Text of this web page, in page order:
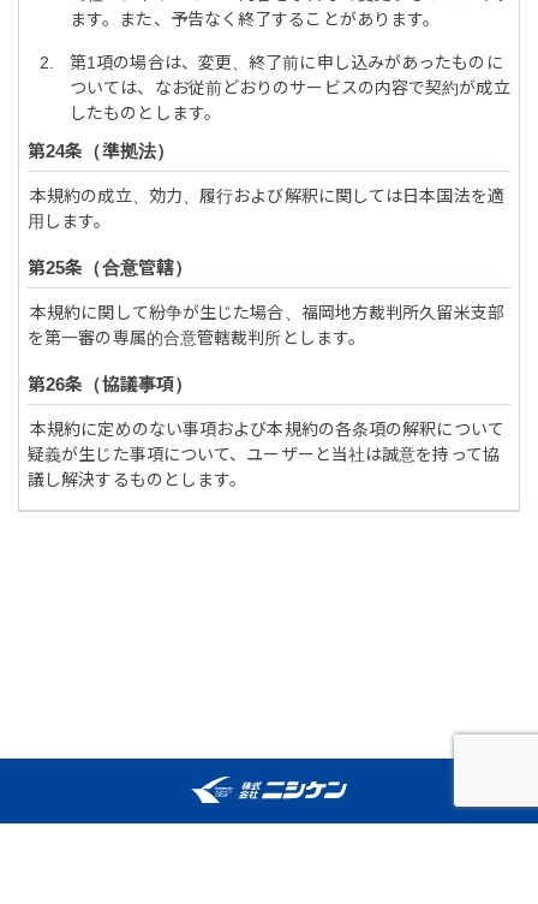
ます。また、予告なく終了することがあります。
第1項の場合は、変更、終了前に申し込みがあったものに
ついては、なお従前どおりのサービスの内容で契約が成立
したものとします。
準拠法
本規約の成立、効力、履行および解釈に関しては日本国法を適
用します。
合意管轄
本規約に関して紛争が生じた場合、福岡地方裁判所久留米支部
を第一審の専属的合意管轄裁判所とします。
協議事項
本規約に定めのない事項および本規約の各条項の解釈について
疑義が生じた事項について、ユーザーと当社は誠意を持って協
議し解決するものとします。